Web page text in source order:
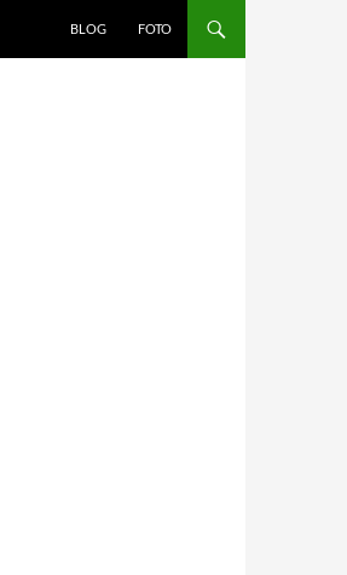
BLOG FOTO